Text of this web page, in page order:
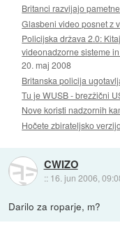
Britanci razvijajo
Glasbeni video posnet z
Policijska država 2.0:
videonadzorne sisteme
20. maj 2008
Britanska policija
Tu je WUSB - brezžični
Nove koristi nadzornih
Hočete zbirateljsko
CWIZO
:: 16. jun 2006,
Darilo za roparje, m?